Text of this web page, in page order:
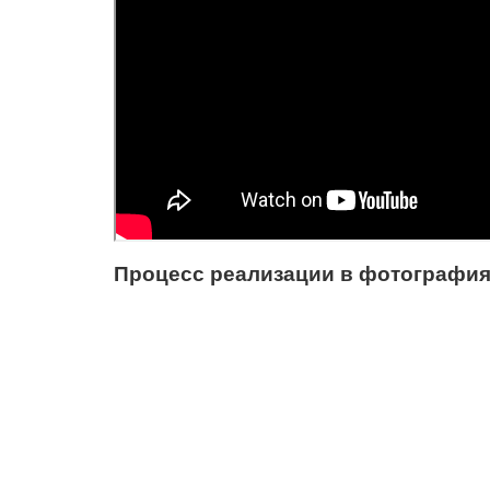
Процесс реализации в